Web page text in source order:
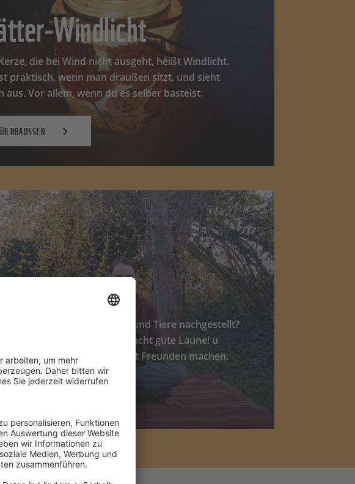
Windlicht
die bei Wind nicht ausgeht, heißt Windlicht.
praktisch, wenn man draußen sitzt, und sieht
aus. Vor allem, wenn du es selber bastelst.
DRAUSSEN
Yoga
du schon mal Yoga gemacht und Tiere nachgestellt?
ist gar nicht so schwer und macht gute Laune! u
die Übungen allein oder mit Freunden machen.